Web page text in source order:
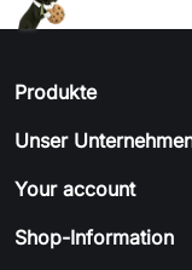
Produkte
Unser
Your account
Shop-Information